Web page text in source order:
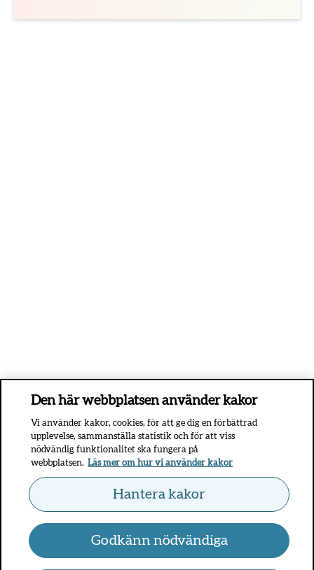
Den här webbplatsen använder kakor
Vi använder kakor, cookies, för att ge dig en förbättrad
upplevelse, sammanställa statistik och för att viss
nödvändig funktionalitet ska fungera på
webbplatsen. Läs mer om hur vi använder kakor
Hantera kakor
Godkänn nödvändiga